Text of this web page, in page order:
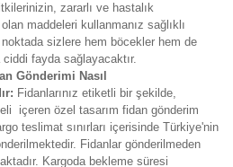
zararlı ve hastalık
maddeleri kullanmanız sağlıklı
sizlere hem böcekler hem de
fayda sağlayacaktır.
Gönderimi Nasıl
Fidanlarınız etiketli bir şekilde,
içeren özel tasarım fidan gönderim
teslimat sınırları içerisinde Türkiye'nin
Fidanlar gönderilmeden
Kargoda bekleme süresi